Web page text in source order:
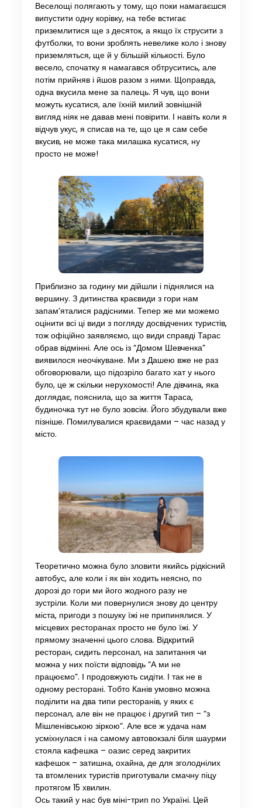
Веселощі полягають у тому, що поки намагаєшся
випустити одну корівку, на тебе встигає
приземлитися ще з десяток, а якщо їх струсити з
футболки, то вони зроблять невелике коло і знову
приземляться, ще й у більшій кількості. Було
весело, спочатку я намагався обтруситись, але
потім прийняв і йшов разом з ними. Щоправда,
одна вкусила мене за палець. Я чув, що вони
можуть кусатися, але їхній милий зовнішній
вигляд ніяк не давав мені повірити. І навіть коли я
відчув укус, я списав на те, що це я сам себе
вкусив, не може така милашка кусатися, ну
просто не може!
Приблизно за годину ми дійшли і піднялися на
вершину. З дитинства краєвиди з гори нам
запам’яталися радісними. Тепер же ми можемо
оцінити всі ці види з погляду досвідчених туристів,
тож офіційно заявляємо, що види справді Тарас
обрав відмінні. Але ось із “Домом Шевченка”
виявилося неочікуване. Ми з Дашею вже не раз
обговорювали, що підозріло багато хат у нього
було, це ж скільки нерухомості! Але дівчина, яка
доглядає, пояснила, що за життя Тараса,
будиночка тут не було зовсім. Його збудували вже
пізніше. Помилувалися краєвидами – час назад у
місто.
Теоретично можна було зловити якийсь рідкісний
автобус, але коли і як він ходить неясно, по
дорозі до гори ми його жодного разу не
зустріли. Коли ми повернулися знову до центру
міста, пригоди з пошуку їжі не припинялися. У
місцевих ресторанах просто не було їжі. У
прямому значенні цього слова. Відкритий
ресторан, сидить персонал, на запитання чи
можна у них поїсти відповідь “А ми не
працюємо”. І продовжують сидіти. І так не в
одному ресторані. Тобто Канів умовно можна
поділити на два типи ресторанів, у яких є
персонал, але він не працює і другий тип – “з
Мішленівською зіркою”. Але все ж удача нам
усміхнулася і на самому автовокзалі біля шаурми
стояла кафешка – оазис серед закритих
кафешок – затишна, охайна, де для зголоднілих
та втомлених туристів приготували смачну піцу
протягом 15 хвилин.
Ось такий у нас був міні-трип по Україні. Цей